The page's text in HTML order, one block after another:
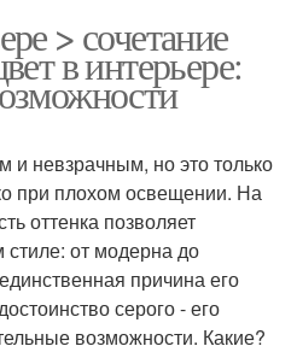
> сочетание
в интерьере:
и невзрачным, но это только
при плохом освещении. На
оттенка позволяет
стиле: от модерна до
причина его
серого - его
возможности. Какие?